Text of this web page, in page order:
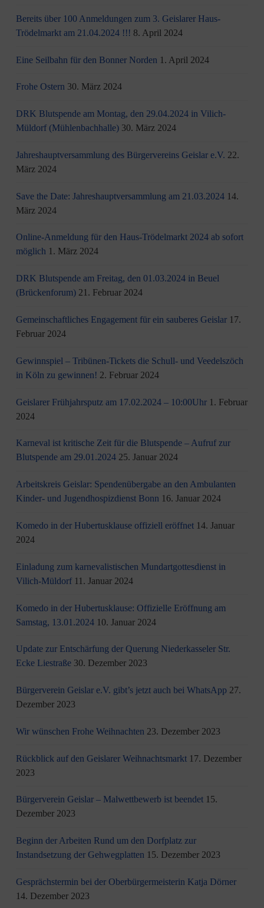
Bereits über 100 Anmeldungen zum 3. Geislarer Haus-
Trödelmarkt am 21.04.2024 !!! 8. April 2024
Eine Seilbahn für den Bonner Norden 1. April 2024
Frohe Ostern 30. März 2024
DRK Blutspende am Montag, den 29.04.2024 in Vilich-
Müldorf (Mühlenbachhalle) 30. März 2024
Jahreshauptversammlung des Bürgervereins Geislar e.V. 22.
März 2024
Save the Date: Jahreshauptversammlung am 21.03.2024 14.
März 2024
Online-Anmeldung für den Haus-Trödelmarkt 2024 ab sofort
möglich 1. März 2024
DRK Blutspende am Freitag, den 01.03.2024 in Beuel
(Brückenforum) 21. Februar 2024
Gemeinschaftliches Engagement für ein sauberes Geislar 17.
Februar 2024
Gewinnspiel – Tribünen-Tickets die Schull- und Veedelszöch
in Köln zu gewinnen! 2. Februar 2024
Geislarer Frühjahrsputz am 17.02.2024 – 10:00Uhr 1. Februar
2024
Karneval ist kritische Zeit für die Blutspende – Aufruf zur
Blutspende am 29.01.2024 25. Januar 2024
Arbeitskreis Geislar: Spendenübergabe an den Ambulanten
Kinder- und Jugendhospizdienst Bonn 16. Januar 2024
Komedo in der Hubertusklause offiziell eröffnet 14. Januar
2024
Einladung zum karnevalistischen Mundartgottesdienst in
Vilich-Müldorf 11. Januar 2024
Komedo in der Hubertusklause: Offizielle Eröffnung am
Samstag, 13.01.2024 10. Januar 2024
Update zur Entschärfung der Querung Niederkasseler Str.
Ecke Liestraße 30. Dezember 2023
Bürgerverein Geislar e.V. gibt’s jetzt auch bei WhatsApp 27.
Dezember 2023
Wir wünschen Frohe Weihnachten 23. Dezember 2023
Rückblick auf den Geislarer Weihnachtsmarkt 17. Dezember
2023
Bürgerverein Geislar – Malwettbewerb ist beendet 15.
Dezember 2023
Beginn der Arbeiten Rund um den Dorfplatz zur
Instandsetzung der Gehwegplatten 15. Dezember 2023
Gesprächstermin bei der Oberbürgermeisterin Katja Dörner
14. Dezember 2023